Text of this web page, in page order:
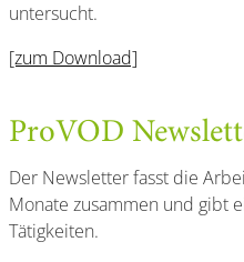
untersucht.
[zum Download]
ProVOD
Der Newsletter fasst die
Monate zusammen und gibt
Tätigkeiten.